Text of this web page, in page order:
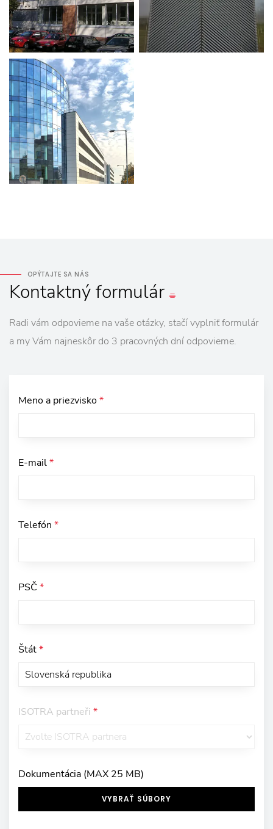
OPÝTAJTE SA NÁS
Kontaktnýformulár
Radi vám odpovieme na vaše otázky, stačí vyplniť formulár
a my Vám najneskôr do 3 pracovných dní odpovieme.
Meno a priezvisko*
E-mail*
Telefón *
PSČ *
Štát*
ISOTRA partneři *
Dokumentácia (MAX 25 MB)
VYBRAŤ SÚBORY